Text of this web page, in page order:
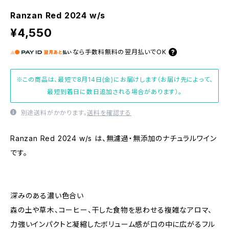
Ranzan Red 2024 w/s
¥4,550
なら 手数料無料の 翌月払いでOK
※この商品は、最短で8月14日(金)にお届けします（お届け先によって、
最短到着日に数日追加される場合があります）。
別途送料がかかります。送料を確認する
Ranzan Red 2024 w/s は、無濾過・無添加のナチュラルワイン
です。
深みのある濃い色合い
森の土や草木、コーヒー、干した食物を思わせる複雑なアロマ、
力強いインパクトと凝縮したボリューム感が口の中に広がるフル